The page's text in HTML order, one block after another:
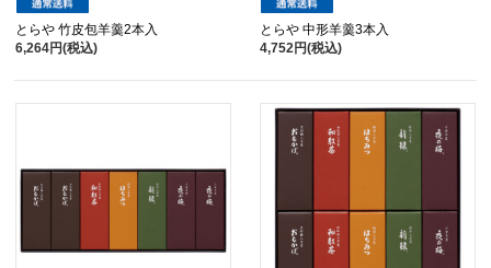
とらや 竹皮包羊羹2本入
6,264円(税込)
とらや 中形羊羹3本入
4,752円(税込)